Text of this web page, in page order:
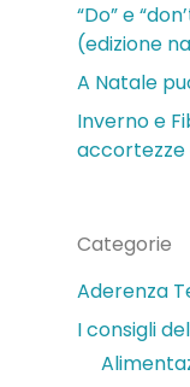
“Do” e
(edizione
A Natale
Inverno e
Categorie
Aderenza
I consigli